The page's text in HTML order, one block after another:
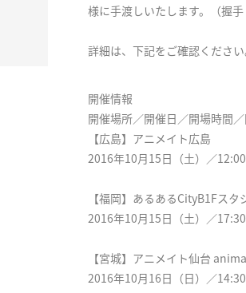
様に手渡しいたします。（握
詳細は、下記をご確認ください
開催情報
開催場所／開催日／開場時間
【広島】アニメイト広島
2016年10月15日（土）／
【福岡】あるあるCityB1Fスタ
2016年10月15日（土）／
【宮城】アニメイト仙台
2016年10月16日（日）／